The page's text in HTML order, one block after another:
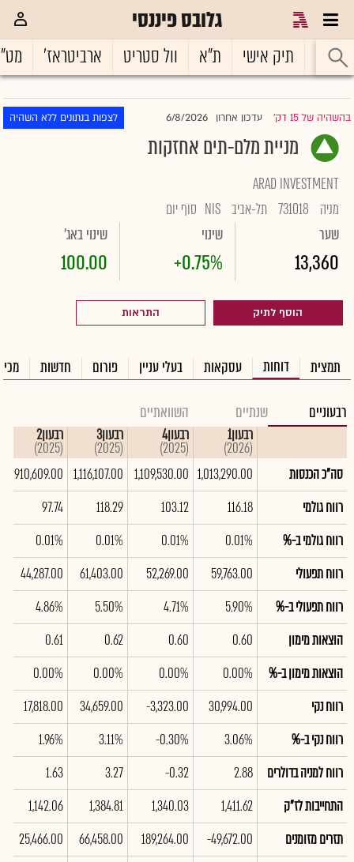
גלובס פיננסי
ראשי תיק אישי ת"א וול סטריט ארביטראז'
בהשהיה של 15 דק' |עדכון אחרון 6/8/2026 לצפות בנתונים ללא השהיה
מניית מלם-תים אחזקות
ARAD INVESTMENT
מניה
731018 תל-אביב NIS סוף יום
שער
13,360
שינוי
+0.75%
שינוי באג'
100.00
הוסף לתיק התראות
תמצית דוחות עסקאות בעלי עניין פורום חדשות
רבעוניים שנתיים השוואתיים
רבעון1
(2026)
רבעון4
(2025)
רבעון3
(2025)
רבעון2
(2025)
סה"כ הכנסות
1,013,290.00
1,109,530.00
1,116,107.00
910,609.00
רווח גולמי
116.18
103.12
118.29
97.74
רווח גולמי ב-%
0.01%
0.01%
0.01%
0.01%
רווח תפעולי
59,763.00
52,269.00
61,403.00
44,287.00
רווח תפעולי ב-%
5.90%
4.71%
5.50%
4.86%
הוצאות מימון
0.60
0.60
0.62
0.61
הוצאות מימון ב-%
0.00%
0.00%
0.00%
0.00%
רווח נקי
30,994.00
-3,323.00
34,659.00
17,818.00
רווח נקי ב-%
3.06%
-0.30%
3.11%
1.96%
רווח למניה בדולרים
2.88
-0.32
3.27
1.63
התחייבות לז"ק
1,411.62
1,340.03
1,384.81
1,142.06
תזרים מזומנים
-49,672.00
189,264.00
66,458.00
25,466.00